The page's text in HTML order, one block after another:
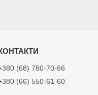
(68) 780-70-66
(66) 550-61-60